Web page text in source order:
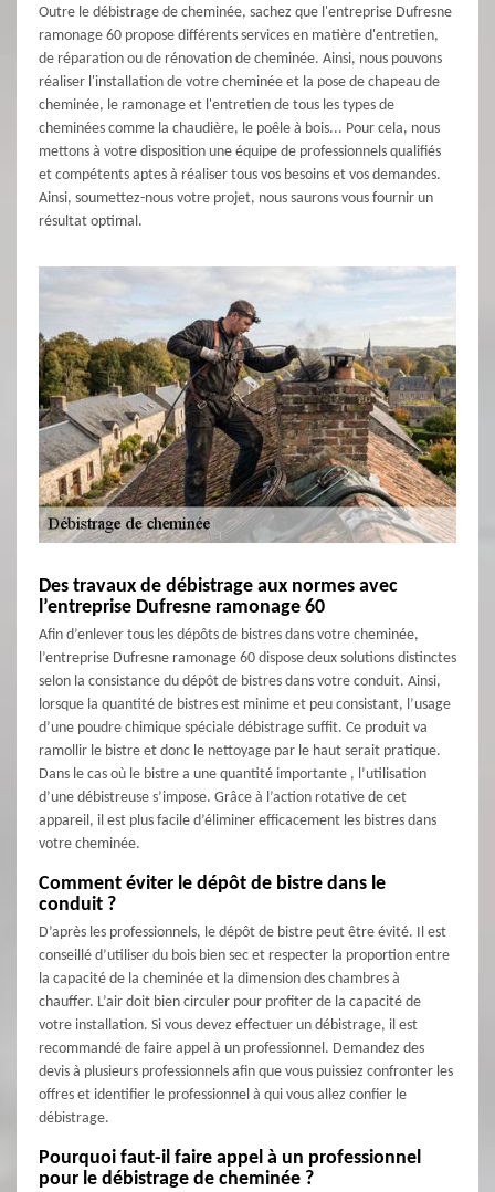
Outre le débistrage de cheminée, sachez que l'entreprise Dufresne
ramonage 60 propose différents services en matière d'entretien,
de réparation ou de rénovation de cheminée. Ainsi, nous pouvons
réaliser l'installation de votre cheminée et la pose de chapeau de
cheminée, le ramonage et l'entretien de tous les types de
cheminées comme la chaudière, le poêle à bois... Pour cela, nous
mettons à votre disposition une équipe de professionnels qualifiés
et compétents aptes à réaliser tous vos besoins et vos demandes.
Ainsi, soumettez-nous votre projet, nous saurons vous fournir un
résultat optimal.
Des travaux de débistrage aux normes avec
l’entreprise Dufresne ramonage 60
Afin d’enlever tous les dépôts de bistres dans votre cheminée,
l’entreprise Dufresne ramonage 60 dispose deux solutions distinctes
selon la consistance du dépôt de bistres dans votre conduit. Ainsi,
lorsque la quantité de bistres est minime et peu consistant, l’usage
d’une poudre chimique spéciale débistrage suffit. Ce produit va
ramollir le bistre et donc le nettoyage par le haut serait pratique.
Dans le cas où le bistre a une quantité importante , l’utilisation
d’une débistreuse s’impose. Grâce à l’action rotative de cet
appareil, il est plus facile d’éliminer efficacement les bistres dans
votre cheminée.
Comment éviter le dépôt de bistre dans le
conduit ?
D’après les professionnels, le dépôt de bistre peut être évité. Il est
conseillé d’utiliser du bois bien sec et respecter la proportion entre
la capacité de la cheminée et la dimension des chambres à
chauffer. L’air doit bien circuler pour profiter de la capacité de
votre installation. Si vous devez effectuer un débistrage, il est
recommandé de faire appel à un professionnel. Demandez des
devis à plusieurs professionnels afin que vous puissiez confronter les
offres et identifier le professionnel à qui vous allez confier le
débistrage.
Pourquoi faut-il faire appel à un professionnel
pour le débistrage de cheminée ?